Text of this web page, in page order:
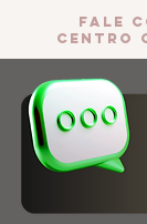
Fale
Centro